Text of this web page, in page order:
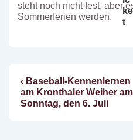
steht noch nicht fest, aber
Sommerferien werden.
Vorheriger
Beitrag
ist
‹ Baseball-Kennenlernen
am Kronthaler Weiher am
Sonntag, den 6. Juli